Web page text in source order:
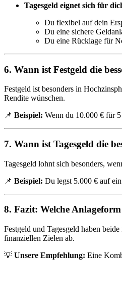
Tagesgeld eignet sich für
Du flexibel auf dein
Du eine sichere
Du eine Rücklage für
6. Wann ist Festgeld die
Festgeld ist besonders in
Rendite wünschen.
📌 Beispiel: Wenn du 10.000 € für
7. Wann ist Tagesgeld die
Tagesgeld lohnt sich besonders,
📌 Beispiel: Du legst 5.000 € auf
8. Fazit: Welche
Festgeld und Tagesgeld haben
finanziellen Zielen ab.
💡 Unsere Empfehlung: Eine